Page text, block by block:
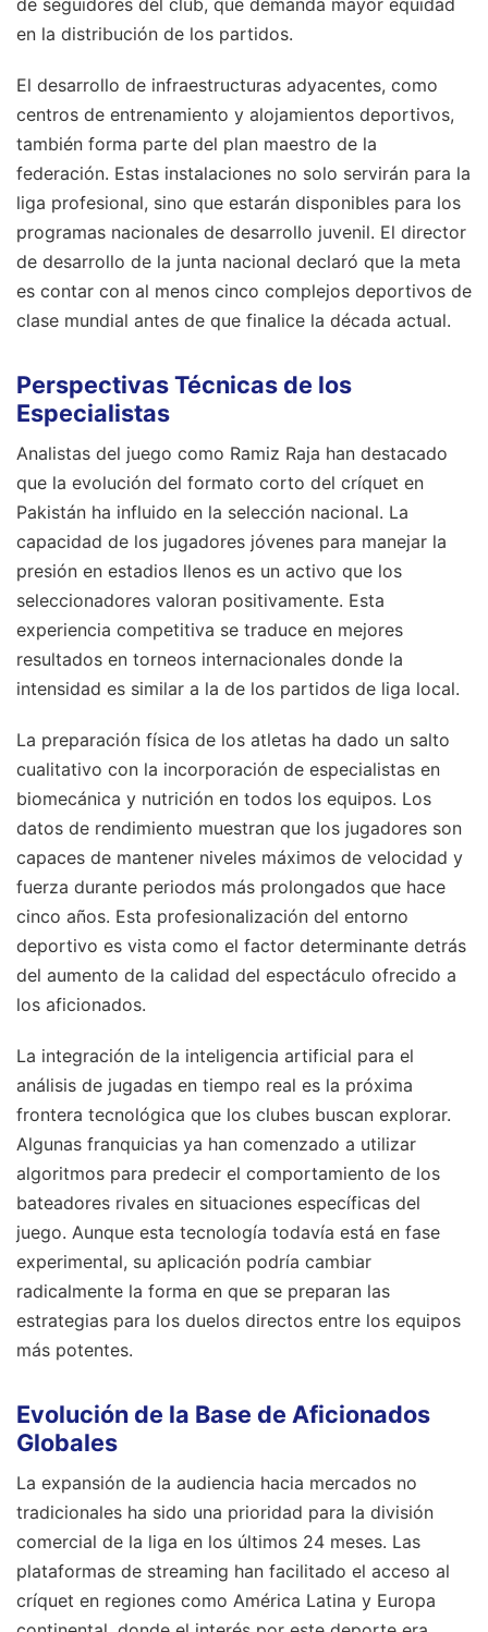
en la distribución de los partidos.
El desarrollo de infraestructuras adyacentes, como
centros de entrenamiento y alojamientos deportivos,
también forma parte del plan maestro de la
federación. Estas instalaciones no solo servirán para la
liga profesional, sino que estarán disponibles para los
programas nacionales de desarrollo juvenil. El director
de desarrollo de la junta nacional declaró que la meta
es contar con al menos cinco complejos deportivos de
clase mundial antes de que finalice la década actual.
Perspectivas Técnicas de los
Especialistas
Analistas del juego como Ramiz Raja han destacado
que la evolución del formato corto del críquet en
Pakistán ha influido en la selección nacional. La
capacidad de los jugadores jóvenes para manejar la
presión en estadios llenos es un activo que los
seleccionadores valoran positivamente. Esta
experiencia competitiva se traduce en mejores
resultados en torneos internacionales donde la
intensidad es similar a la de los partidos de liga local.
La preparación física de los atletas ha dado un salto
cualitativo con la incorporación de especialistas en
biomecánica y nutrición en todos los equipos. Los
datos de rendimiento muestran que los jugadores son
capaces de mantener niveles máximos de velocidad y
fuerza durante periodos más prolongados que hace
cinco años. Esta profesionalización del entorno
deportivo es vista como el factor determinante detrás
del aumento de la calidad del espectáculo ofrecido a
los aficionados.
La integración de la inteligencia artificial para el
análisis de jugadas en tiempo real es la próxima
frontera tecnológica que los clubes buscan explorar.
Algunas franquicias ya han comenzado a utilizar
algoritmos para predecir el comportamiento de los
bateadores rivales en situaciones específicas del
juego. Aunque esta tecnología todavía está en fase
experimental, su aplicación podría cambiar
radicalmente la forma en que se preparan las
estrategias para los duelos directos entre los equipos
más potentes.
Evolución de la Base de Aficionados
Globales
La expansión de la audiencia hacia mercados no
tradicionales ha sido una prioridad para la división
comercial de la liga en los últimos 24 meses. Las
plataformas de streaming han facilitado el acceso al
críquet en regiones como América Latina y Europa